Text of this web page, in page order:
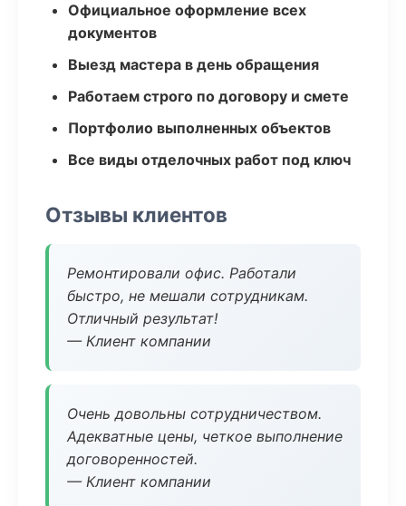
Официальное оформление всех
документов
Выезд мастера в день обращения
Работаем строго по договору и смете
Портфолио выполненных объектов
Все виды отделочных работ под ключ
Отзывы клиентов
Ремонтировали офис. Работали
быстро, не мешали сотрудникам.
Отличный результат!
— Клиент компании
Очень довольны сотрудничеством.
Адекватные цены, четкое выполнение
договоренностей.
— Клиент компании